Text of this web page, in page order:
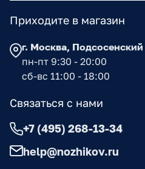
Приходите в магазин
г. Москва,
пн-пт 9:30 - 20:00
сб-вс 11:00 - 18:00
Связаться с нами
+7 (495) 268-13-34
help@nozhikov.ru